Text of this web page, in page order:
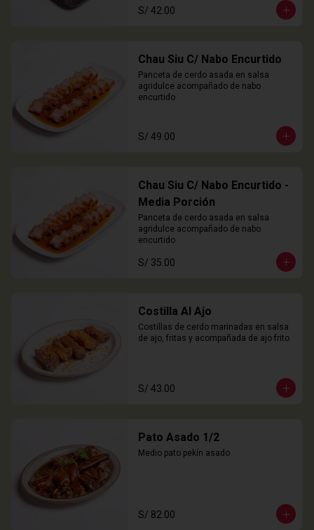
S/ 42.00
Chau Siu C/ Nabo Encurtido
Panceta de cerdo asada en salsa
agridulce acompañado de nabo
encurtido
S/ 49.00
Chau Siu C/ Nabo Encurtido -
Media Porción
Panceta de cerdo asada en salsa
agridulce acompañado de nabo
encurtido
S/ 35.00
Costilla Al Ajo
Costillas de cerdo marinadas en salsa
de ajo, fritas y acompañada de ajo frito
S/ 43.00
Pato Asado 1/2
Medio pato pekín asado
S/ 82.00